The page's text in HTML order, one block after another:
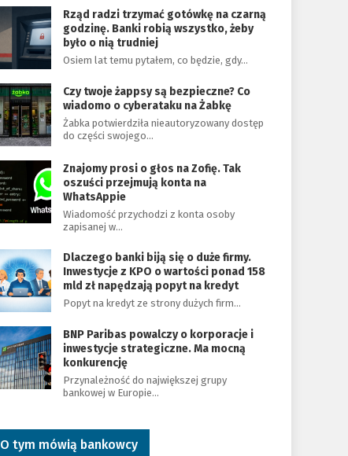
Rząd radzi trzymać gotówkę na czarną
godzinę. Banki robią wszystko, żeby
było o nią trudniej
Osiem lat temu pytałem, co będzie, gdy…
Czy twoje żappsy są bezpieczne? Co
wiadomo o cyberataku na Żabkę
Żabka potwierdziła nieautoryzowany dostęp
do części swojego…
Znajomy prosi o głos na Zofię. Tak
oszuści przejmują konta na
WhatsAppie
Wiadomość przychodzi z konta osoby
zapisanej w…
Dlaczego banki biją się o duże firmy.
Inwestycje z KPO o wartości ponad 158
mld zł napędzają popyt na kredyt
Popyt na kredyt ze strony dużych firm…
BNP Paribas powalczy o korporacje i
inwestycje strategiczne. Ma mocną
konkurencję
Przynależność do największej grupy
bankowej w Europie…
O tym mówią bankowcy